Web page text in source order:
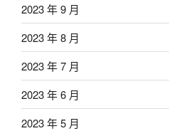
2023 年 9 月
2023 年 8 月
2023 年 7 月
2023 年 6 月
2023 年 5 月